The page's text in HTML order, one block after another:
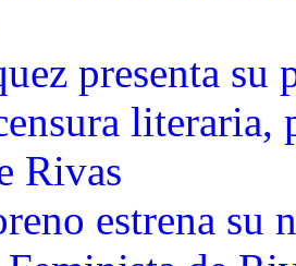
presenta
literaria,
Rivas
estrena su